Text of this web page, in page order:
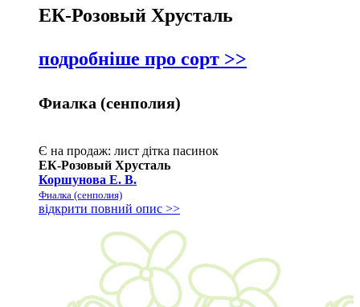
ЕК-Розовый Хрусталь
подробніше про сорт >>
Фиалка (сенполия)
Є на продаж: лист дітка пасинок
ЕК-Розовый Хрусталь
Коршунова Е. В.
Фиалка (сенполия)
відкрити повний опис >>